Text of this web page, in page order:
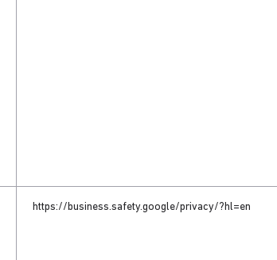
https://business.safety.google/privacy/?hl=en